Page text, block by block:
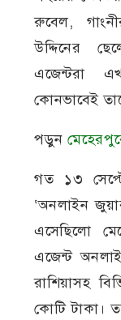
রুবেল,
উদ্দিনের
এজেন্টরা
কোনভাবেই
পড়ুন
গত ১৩
‘অনলাইন
এসেছিলো
এজেন্ট
রাশিয়াসহ
কোটি টাকা।